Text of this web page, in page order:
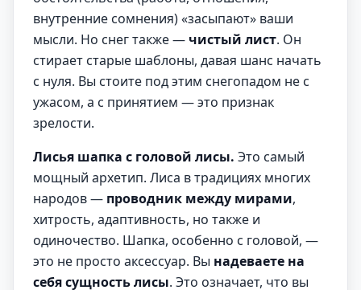
внутренние сомнения) «засыпают» ваши
мысли. Но снег также — чистый лист. Он
стирает старые шаблоны, давая шанс начать
с нуля. Вы стоите под этим снегопадом не с
ужасом, а с принятием — это признак
зрелости.
Лисья шапка с головой лисы. Это самый
мощный архетип. Лиса в традициях многих
народов — проводник между мирами,
хитрость, адаптивность, но также и
одиночество. Шапка, особенно с головой, —
это не просто аксессуар. Вы надеваете на
себя сущность лисы. Это означает, что вы